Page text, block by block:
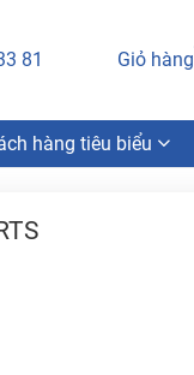
81 Giỏ hàng
hàng tiêu biểu